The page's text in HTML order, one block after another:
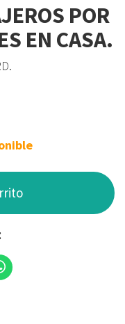
POR
EN CASA.